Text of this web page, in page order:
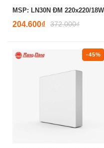
MSP: LN30N ĐM 220x220/18W
204.600₫ 372.000₫
-45%